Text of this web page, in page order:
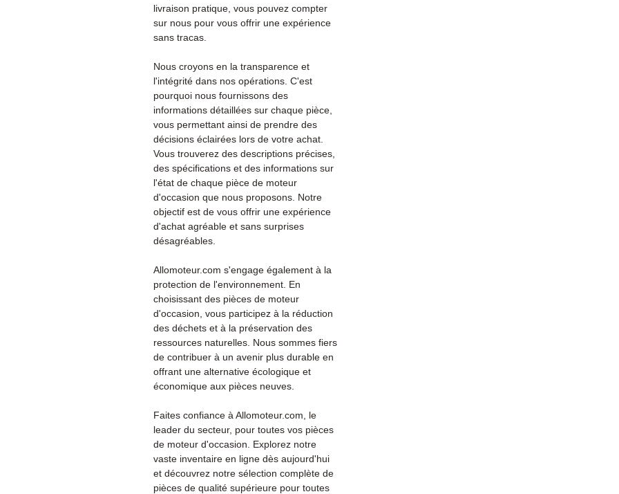
livraison pratique, vous pouvez compter
sur nous pour vous offrir une expérience
sans tracas.
Nous croyons en la transparence et
l'intégrité dans nos opérations. C'est
pourquoi nous fournissons des
informations détaillées sur chaque pièce,
vous permettant ainsi de prendre des
décisions éclairées lors de votre achat.
Vous trouverez des descriptions précises,
des spécifications et des informations sur
l'état de chaque pièce de moteur
d'occasion que nous proposons. Notre
objectif est de vous offrir une expérience
d'achat agréable et sans surprises
désagréables.
Allomoteur.com s'engage également à la
protection de l'environnement. En
choisissant des pièces de moteur
d'occasion, vous participez à la réduction
des déchets et à la préservation des
ressources naturelles. Nous sommes fiers
de contribuer à un avenir plus durable en
offrant une alternative écologique et
économique aux pièces neuves.
Faites confiance à Allomoteur.com, le
leader du secteur, pour toutes vos pièces
de moteur d'occasion. Explorez notre
vaste inventaire en ligne dès aujourd'hui
et découvrez notre sélection complète de
pièces de qualité supérieure pour toutes